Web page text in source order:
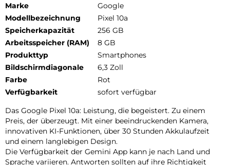
Marke
Google
Modellbezeichnung
Pixel 10a
Speicherkapazität
256 GB
Arbeitsspeicher (RAM)
8 GB
Produkttyp
Smartphones
Bildschirmdiagonale
6,3 Zoll
Farbe
Rot
Verfügbarkeit
sofort verfügbar
Das Google Pixel 10a: Leistung, die begeistert. Zu einem
Preis, der überzeugt. Mit einer beeindruckenden Kamera,
innovativen KI-Funktionen, über 30 Stunden Akkulaufzeit
und einem langlebigen Design.
Die Verfügbarkeit der Gemini App kann je nach Land und
Sprache variieren. Antworten sollten auf ihre Richtigkeit